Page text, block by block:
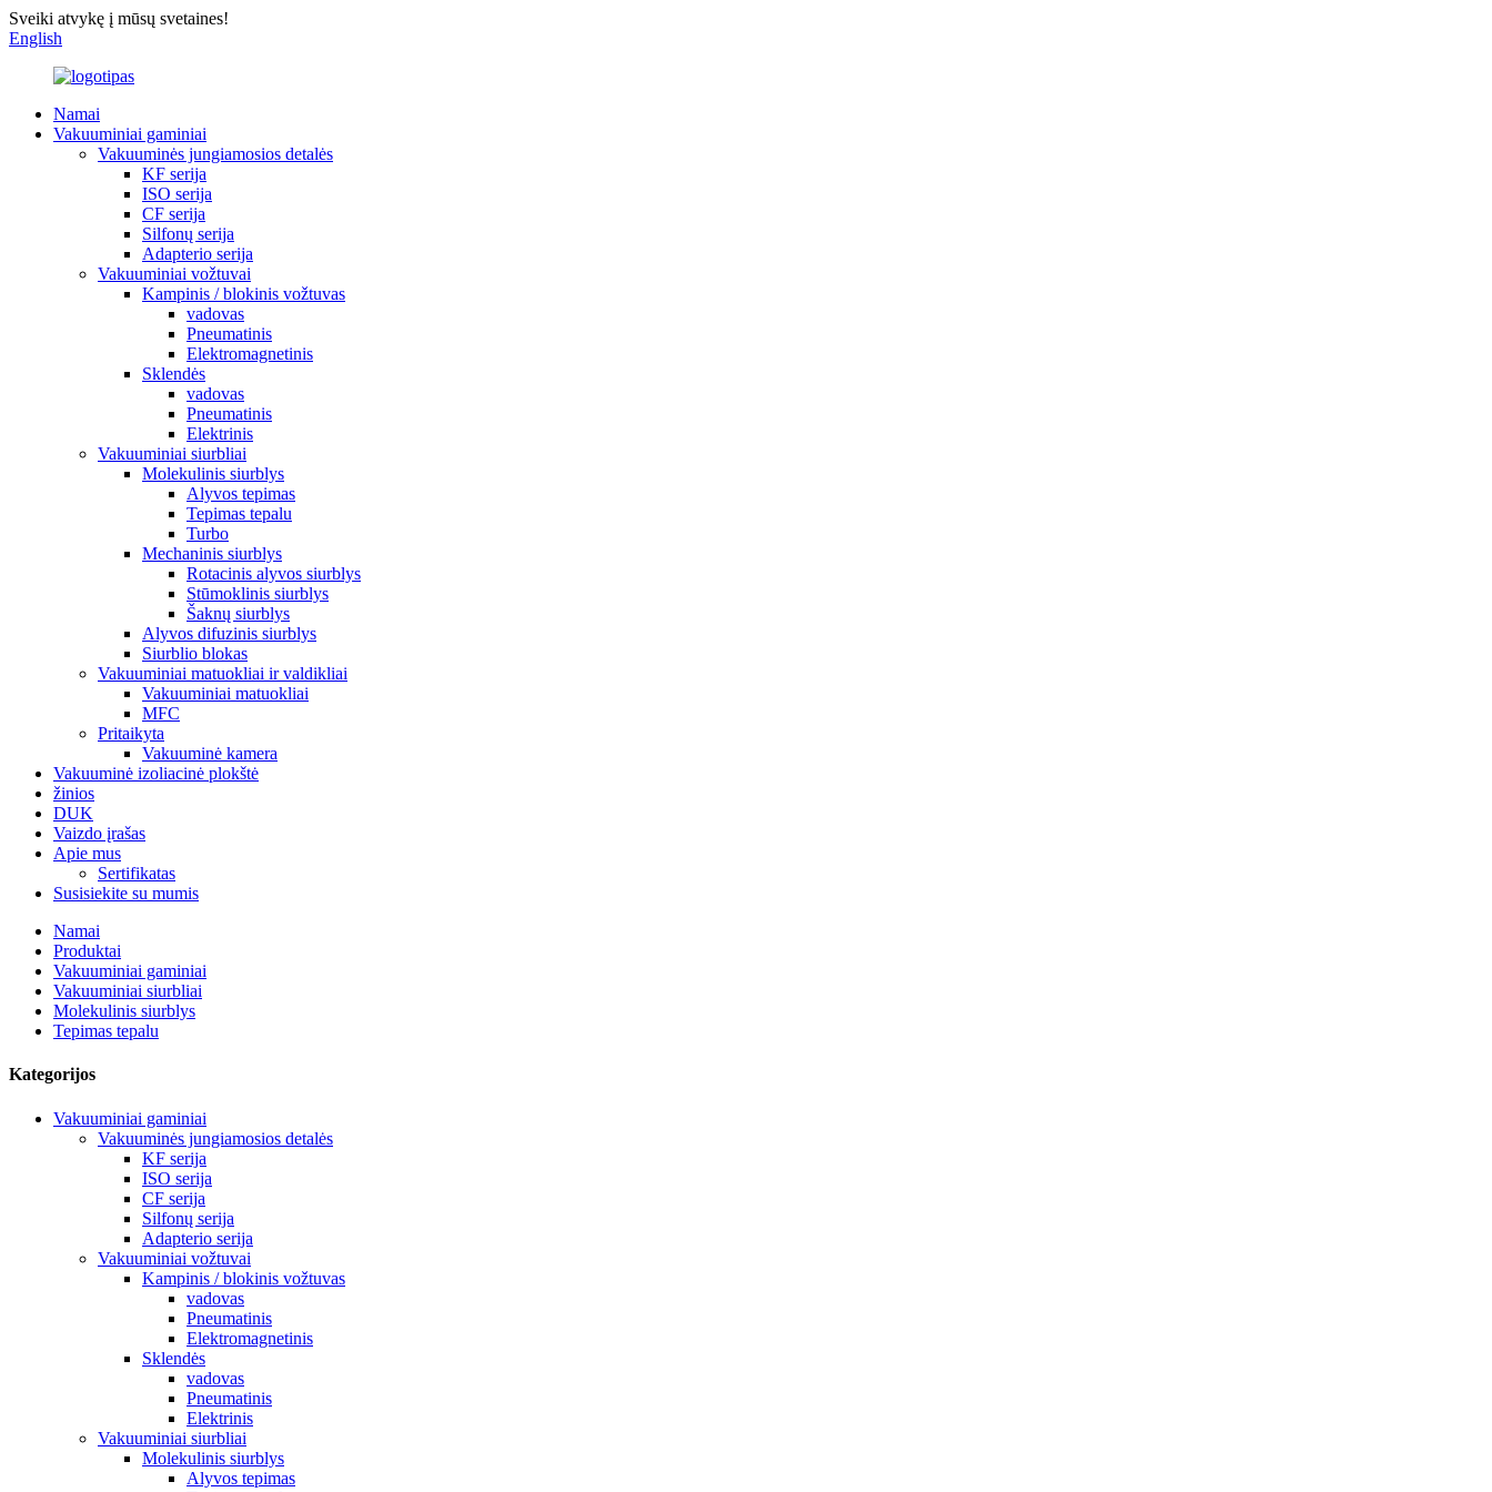
Sveiki atvykę į mūsų svetaines!
English
Namai
Vakuuminiai gaminiai
Vakuuminės jungiamosios detalės
KF serija
ISO serija
CF serija
Silfonų serija
Adapterio serija
Vakuuminiai vožtuvai
Kampinis / blokinis vožtuvas
vadovas
Pneumatinis
Elektromagnetinis
Sklendės
vadovas
Pneumatinis
Elektrinis
Vakuuminiai siurbliai
Molekulinis siurblys
Alyvos tepimas
Tepimas tepalu
Turbo
Mechaninis siurblys
Rotacinis alyvos siurblys
Stūmoklinis siurblys
Šaknų siurblys
Alyvos difuzinis siurblys
Siurblio blokas
Vakuuminiai matuokliai ir valdikliai
Vakuuminiai matuokliai
MFC
Pritaikyta
Vakuuminė kamera
Vakuuminė izoliacinė plokštė
žinios
DUK
Vaizdo įrašas
Apie mus
Sertifikatas
Susisiekite su mumis
Namai
Produktai
Vakuuminiai gaminiai
Vakuuminiai siurbliai
Molekulinis siurblys
Tepimas tepalu
Kategorijos
Vakuuminiai gaminiai
Vakuuminės jungiamosios detalės
KF serija
ISO serija
CF serija
Silfonų serija
Adapterio serija
Vakuuminiai vožtuvai
Kampinis / blokinis vožtuvas
vadovas
Pneumatinis
Elektromagnetinis
Sklendės
vadovas
Pneumatinis
Elektrinis
Vakuuminiai siurbliai
Molekulinis siurblys
Alyvos tepimas